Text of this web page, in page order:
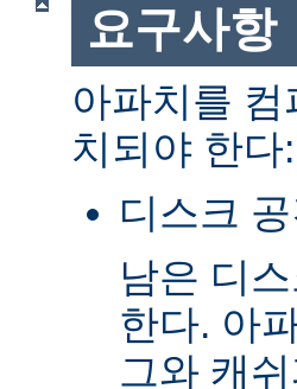
요구사항
아파치를
치되야 한다:
디스크
남은 디
한다. 아
그와 캐